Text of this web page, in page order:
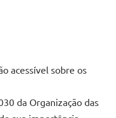
acessível sobre os
da Organização das